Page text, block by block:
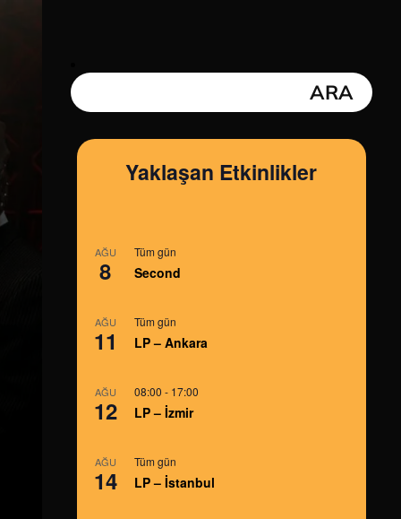
Yaklaşan Etkinlikler
AĞU
8
Tüm gün
Second
AĞU
11
Tüm gün
LP – Ankara
AĞU
12
08:00 - 17:00
LP – İzmir
AĞU
14
Tüm gün
LP – İstanbul